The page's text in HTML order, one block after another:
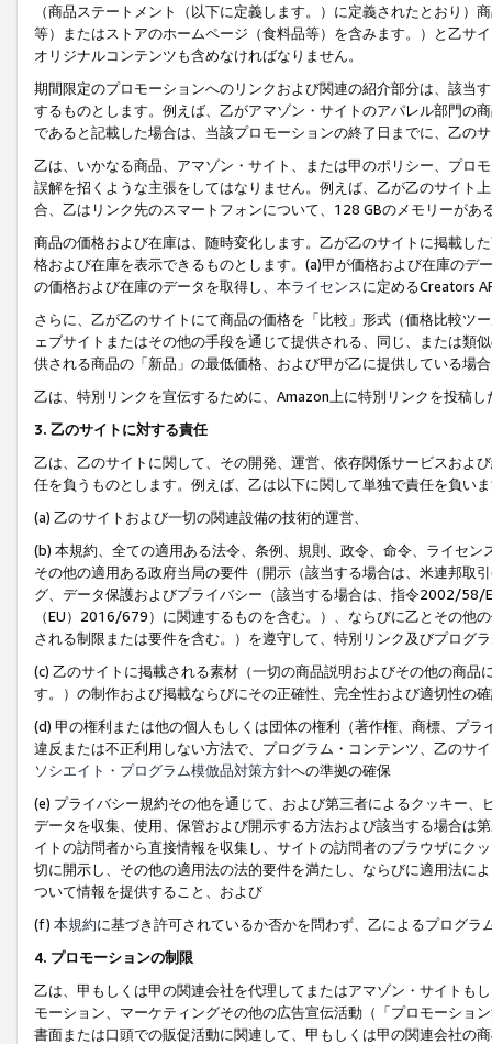
（商品ステートメント（以下に定義します。）に定義されたとおり
等）またはストアのホームページ（食料品等）を含みます。）と乙サ
オリジナルコンテンツも含めなければなりません。
期間限定のプロモーションへのリンクおよび関連の紹介部分は、該当
するものとします。例えば、乙がアマゾン・サイトのアパレル部門の
であると記載した場合は、当該プロモーションの終了日までに、乙の
乙は、いかなる商品、アマゾン・サイト、または甲のポリシー、プロ
誤解を招くような主張をしてはなりません。例えば、乙が乙のサイト
合、乙はリンク先のスマートフォンについて、128 GBのメモリーがあ
商品の価格および在庫は、随時変化します。乙が乙のサイトに掲載し
格および在庫を表示できるものとします。(a)甲が価格および在庫の
の価格および在庫のデータを取得し、 本ライセンスに定めるCreators
さらに、乙が乙のサイトにて商品の価格を「比較」形式（価格比較ツ
ェブサイトまたはその他の手段を通じて提供される、同じ、または類
供される商品の「新品」の最低価格、および甲が乙に提供している場
乙は、特別リンクを宣伝するために、Amazon上に特別リンクを投稿
3. 乙のサイトに対する責任
乙は、乙のサイトに関して、その開発、運営、依存関係サービスおよ
任を負うものとします。例えば、乙は以下に関して単独で責任を負い
(a) 乙のサイトおよび一切の関連設備の技術的運営、
(b) 本規約、全ての適用ある法令、条例、規則、政令、命令、ライセ
その他の適用ある政府当局の要件（開示（該当する場合は、米連邦取
グ、データ保護およびプライバシー（該当する場合は、指令2002/58/
（EU）2016/679）に関連するものを含む。）、ならびに乙とその他
される制限または要件を含む。）を遵守して、特別リンク及びプログ
(c) 乙のサイトに掲載される素材（一切の商品説明およびその他の商
す。）の制作および掲載ならびにその正確性、完全性および適切性の
(d) 甲の権利または他の個人もしくは団体の権利（著作権、商標、プ
違反または不正利用しない方法で、プログラム・コンテンツ、乙のサ
ソシエイト・プログラム模倣品対策方針への準拠の確保
(e) プライバシー規約その他を通じて、および第三者によるクッキー
データを収集、使用、保管および開示する方法および該当する場合は
イトの訪問者から直接情報を収集し、サイトの訪問者のブラウザにク
切に開示し、その他の適用法の法的要件を満たし、ならびに適用法に
ついて情報を提供すること、および
(f) 本規約に基づき許可されているか否かを問わず、乙によるプログ
4. プロモーションの制限
乙は、甲もしくは甲の関連会社を代理してまたはアマゾン・サイトも
モーション、マーケティングその他の広告宣伝活動（「プロモーショ
書面または口頭での販促活動に関連して、甲もしくは甲の関連会社の